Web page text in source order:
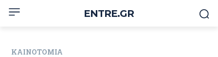
ENTRE.GR
ΚΑΙΝΟΤΟΜΊΑ